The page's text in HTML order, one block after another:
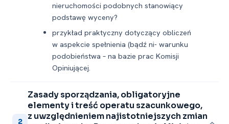
nieruchomości podobnych stanowiący
podstawę wyceny?
przykład praktyczny dotyczący obliczeń
w aspekcie spełnienia (bądź ni- warunku
podobieństwa – na bazie prac Komisji
Opiniującej.
2
Zasady sporządzania, obligatoryjne
elementy i treść operatu szacunkowego,
z uwzględnieniem najistotniejszych zmian